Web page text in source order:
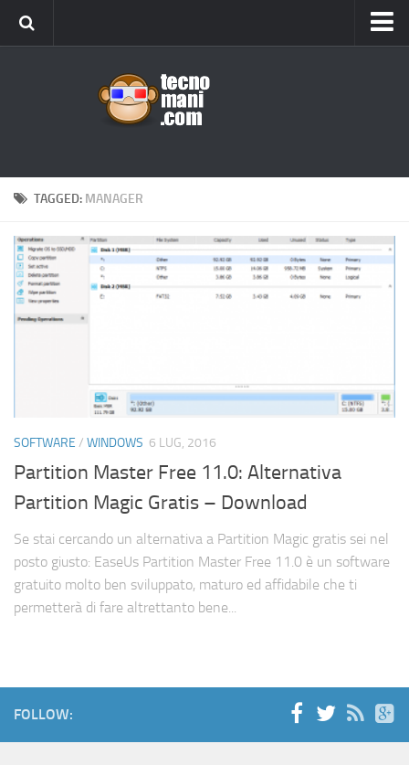
Windows
News
Cellulari
Gadget
Cerca
TAGGED: MANAGER
SOFTWARE / WINDOWS 6 LUG, 2016
Partition Master Free 11.0: Alternativa
Partition Magic Gratis – Download
Se stai cercando un alternativa a Partition Magic gratis sei nel
posto giusto: EaseUs Partition Master Free 11.0 è un software
gratuito molto ben sviluppato, maturo ed affidabile che ti
permetterà di fare altrettanto bene...
FOLLOW: